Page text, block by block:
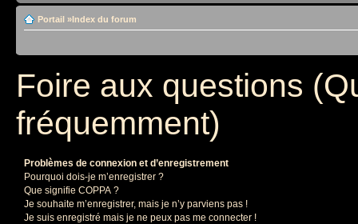
Portail »Index du forum
Foire aux questions
fréquemment)
Problèmes de connexion et d’enregistrement
Pourquoi dois-je m’enregistrer ?
Que signifie COPPA ?
Je souhaite m’enregistrer, mais je n’y parviens pas !
Je suis enregistré mais je ne peux pas me connecter !